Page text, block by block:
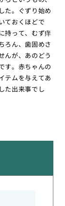
た。ぐずり始め
ておくほどで
持って、むず痒
ろん、歯固めさ
んが、あのどう
す。赤ちゃんの
テムを与えてあ
た出来事でし